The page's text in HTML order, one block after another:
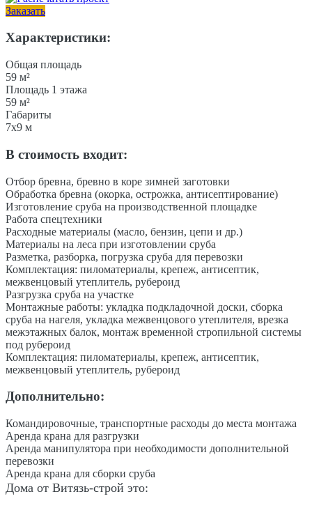
Заказать
Характеристики:
Общая площадь
59 м²
Площадь 1 этажа
59 м²
Габариты
7x9 м
В стоимость входит:
Отбор бревна, бревно в коре зимней заготовки
Обработка бревна (окорка, острожка, антисептирование)
Изготовление сруба на производственной площадке
Работа спецтехники
Расходные материалы (масло, бензин, цепи и др.)
Материалы на леса при изготовлении сруба
Разметка, разборка, погрузка сруба для перевозки
Комплектация: пиломатериалы, крепеж, антисептик,
межвенцовый утеплитель, рубероид
Разгрузка сруба на участке
Монтажные работы: укладка подкладочной доски, сборка
сруба на нагеля, укладка межвенцового утеплителя, врезка
межэтажных балок, монтаж временной стропильной системы
под рубероид
Комплектация: пиломатериалы, крепеж, антисептик,
межвенцовый утеплитель, рубероид
Дополнительно:
Командировочные, транспортные расходы до места монтажа
Аренда крана для разгрузки
Аренда манипулятора при необходимости дополнительной
перевозки
Аренда крана для сборки сруба
Дома от Витязь-строй это: